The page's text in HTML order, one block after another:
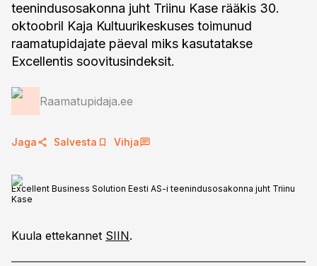
teenindusosakonna juht Triinu Kase rääkis 30.
oktoobril Kaja Kultuurikeskuses toimunud
raamatupidajate päeval miks kasutatakse
Excellentis soovitusindeksit.
Raamatupidaja.ee
Jaga Salvesta Vihja
Excellent Business Solution Eesti AS-i teenindusosakonna juht Triinu
Kase
Kuula ettekannet SIIN.